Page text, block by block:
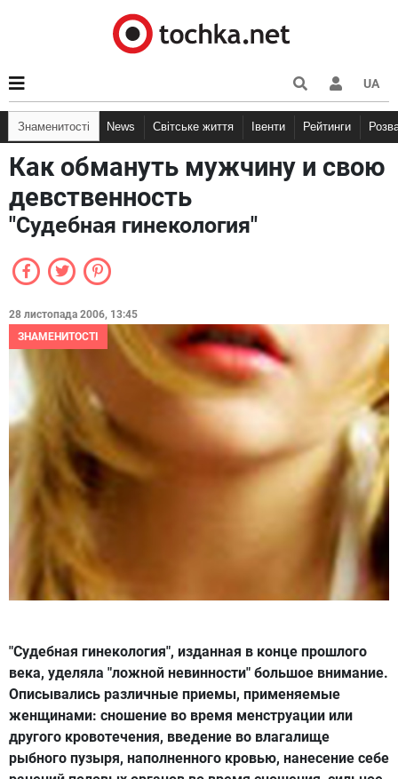
UA
Знаменитості News Світське життя Івенти Рейтинги
Как обмануть мужчину и свою
девственность
"Судебная гинекология"
28 листопада 2006, 13:45
ЗНАМЕНИТОСТІ
"Судебная гинекология", изданная в конце прошлого
века, уделяла "ложной невинности" большое внимание.
Описывались различные приемы, применяемые
женщинами: сношение во время менструации или
другого кровотечения, введение во влагалище
рыбного пузыря, наполненного кровью, нанесение себе